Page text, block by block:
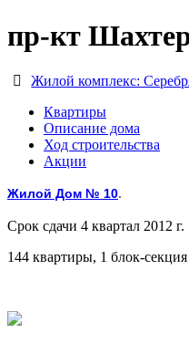
пр-кт
Жилой комплекс:
Квартиры
Описание дома
Ход строительства
Акции
Жилой Дом № 10.
Срок сдачи 4 квартал 2012 г.
144 квартиры, 1 блок-